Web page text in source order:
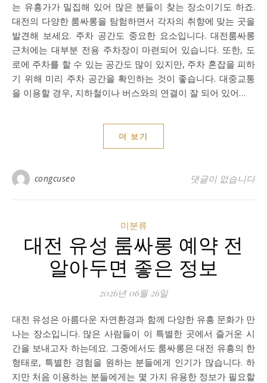
는 유흥가가 밀집해 있어 많은 분들이 찾는 장소이기도 하죠.
대전의 다양한 룸싸롱을 탐험하면서 각자의 취향에 맞는 곳을
발견해 보세요. 주차 공간도 중요한 요소입니다. 대전룸싸롱
근처에는 대부분 전용 주차장이 마련되어 있습니다. 또한, 도
로에 주차를 할 수 있는 공간도 많이 있지만, 주차 혼잡을 피하
기 위해 미리 주차 공간을 확인하는 것이 좋습니다. 대중교통
을 이용할 경우, 지하철이나 버스와의 연결이 잘 되어 있어…
더 보기
congcuseo 댓글이 없습니다
미분류
대전 유성 룸싸롱 예약 전
알아두면 좋은 정보
2026년 06월 26일
대전 유성은 아름다운 자연환경과 함께 다양한 유흥 문화가 만
나는 장소입니다. 많은 사람들이 이 특별한 곳에서 즐거운 시
간을 보내고자 하는데요. 그중에서도 룸싸롱은 대전 유흥의 한
형태로, 특별한 경험을 원하는 분들에게 인기가 많습니다. 하
지만 처음 이용하는 분들에게는 몇 가지 유용한 정보가 필요할